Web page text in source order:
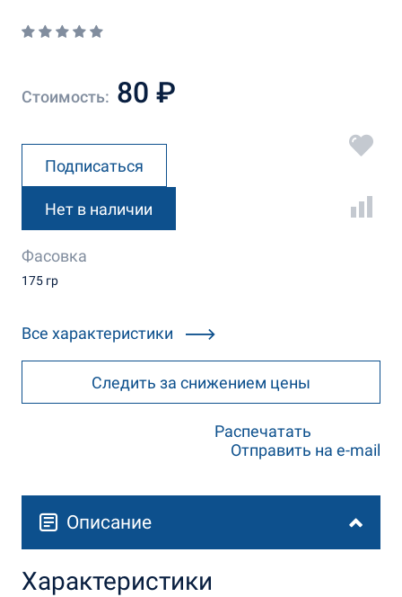
Стоимость: 80 ₽
Подписаться
Нет в наличии
Фасовка
175 гр
Все характеристики
Следить за снижением цены
Распечатать
Отправить на e-mail
Описание
Характеристики